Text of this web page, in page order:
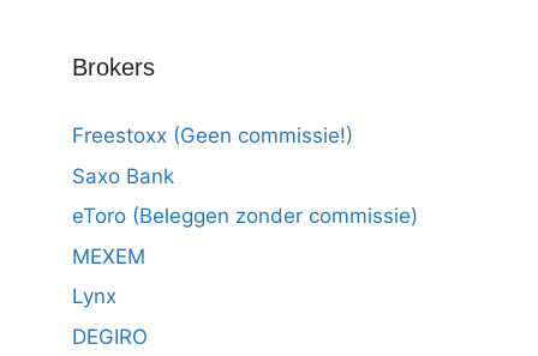
Brokers
Freestoxx (Geen commissie!)
Saxo Bank
eToro (Beleggen zonder commissie)
MEXEM
Lynx
DEGIRO